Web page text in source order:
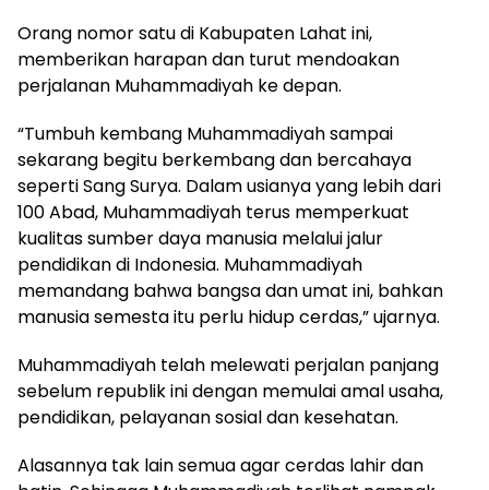
Orang nomor satu di Kabupaten Lahat ini,
memberikan harapan dan turut mendoakan
perjalanan Muhammadiyah ke depan.
“Tumbuh kembang Muhammadiyah sampai
sekarang begitu berkembang dan bercahaya
seperti Sang Surya. Dalam usianya yang lebih dari
100 Abad, Muhammadiyah terus memperkuat
kualitas sumber daya manusia melalui jalur
pendidikan di Indonesia. Muhammadiyah
memandang bahwa bangsa dan umat ini, bahkan
manusia semesta itu perlu hidup cerdas,” ujarnya.
Muhammadiyah telah melewati perjalan panjang
sebelum republik ini dengan memulai amal usaha,
pendidikan, pelayanan sosial dan kesehatan.
Alasannya tak lain semua agar cerdas lahir dan